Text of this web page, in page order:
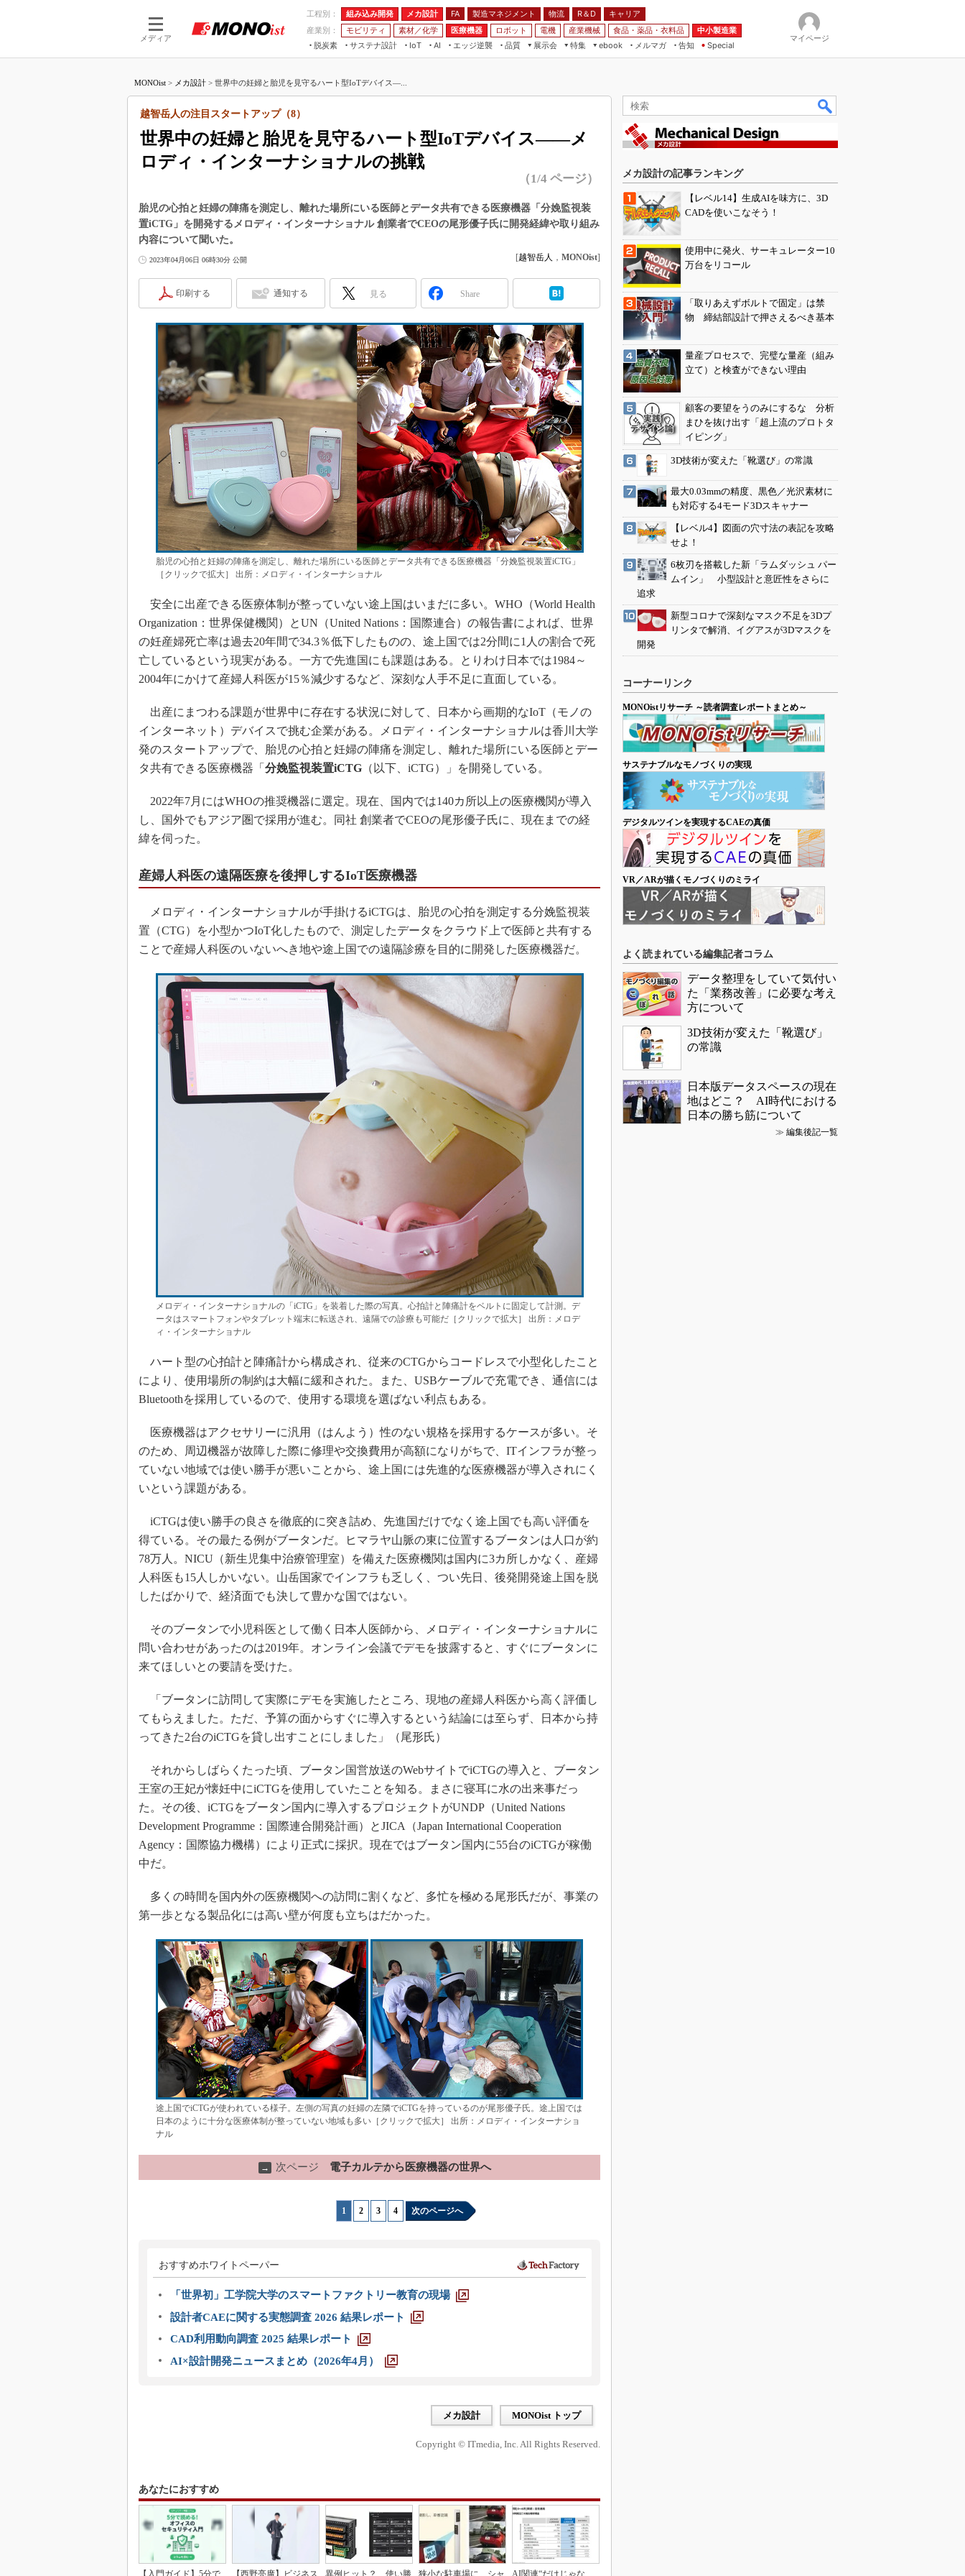
メディア
工程別： 組み込み開発 メカ設計 FA 製造マネジメント 物流 R＆D
キャリア
産業別：
モビリティ 素材／化学 医療機器 ロボット 電機 産業機械 食品・薬品・衣料品
中小製造業
脱炭素
サステナ設計
IoT
つながる工場
つながるサービス
AI
AI×設備保全
エッジ逆襲 品質
展示会
JIMTOF
IIFES
国際ロボット展
TECHNO-FRONTIER
人テク展
日本ものづくりワールド
産業オープンネット展
特集
VR／AR
組み込みモデリング
3Dプリンタ
デジタルツインとCAE
S＆OP
インダストリー4.0
イノベーション
製造業ビッグデータ
メイドインジャパン
植物工場
知財マネジメント
海外生産
グローバル設計・開発
ebook
メルマガ
告知 Special
マイページ
MONOist > メカ設計 > 世界中の妊婦と胎児を見守るハート型IoTデバイス―...
世界中の妊婦と胎児を見守るハート型IoTデバイス――メ
ロディ・インターナショナルの挑戦
越智岳人の注目スタートアップ（8）
（1/4 ページ）
胎児の心拍と妊婦の陣痛を測定し、離れた場所にいる医師とデータ共有できる医療機器「分娩監視装
置iCTG」を開発するメロディ・インターナショナル 創業者でCEOの尾形優子氏に開発経緯や取り組み
内容について聞いた。
2023年04月06日 06時30分 公開 [越智岳人 ， MONOist]
印刷する 通知する 見る Share
胎児の心拍と妊婦の陣痛を測定し、離れた場所にいる医師とデータ共有できる医療機器「分娩監視装置iCTG」
［クリックで拡大］ 出所：メロディ・インターナショナル
安全に出産できる医療体制が整っていない途上国はいまだに多い。WHO（World Health
Organization：世界保健機関）とUN（United Nations：国際連合）の報告書によれば、世界
の妊産婦死亡率は過去20年間で34.3％低下したものの、途上国では2分間に1人の割合で死
亡しているという現実がある。一方で先進国にも課題はある。とりわけ日本では1984～
2004年にかけて産婦人科医が15％減少するなど、深刻な人手不足に直面している。
出産にまつわる課題が世界中に存在する状況に対して、日本から画期的なIoT（モノの
インターネット）デバイスで挑む企業がある。メロディ・インターナショナルは香川大学
発のスタートアップで、胎児の心拍と妊婦の陣痛を測定し、離れた場所にいる医師とデー
タ共有できる医療機器「 分娩監視装置iCTG （以下、iCTG）」を開発している。
2022年7月にはWHOの推奨機器に選定。現在、国内では140カ所以上の医療機関が導入
し、国外でもアジア圏で採用が進む。同社 創業者でCEOの尾形優子氏に、現在までの経
緯を伺った。
産婦人科医の遠隔医療を後押しするIoT医療機器
メロディ・インターナショナルが手掛けるiCTGは、胎児の心拍を測定する分娩監視装
置（CTG）を小型かつIoT化したもので、測定したデータをクラウド上で医師と共有する
ことで産婦人科医のいないへき地や途上国での遠隔診療を目的に開発した医療機器だ。
メロディ・インターナショナルの「iCTG」を装着した際の写真。心拍計と陣痛計をベルトに固定して計測。デ
ータはスマートフォンやタブレット端末に転送され、遠隔での診療も可能だ［クリックで拡大］ 出所：メロデ
ィ・インターナショナル
ハート型の心拍計と陣痛計から構成され、従来のCTGからコードレスで小型化したこと
により、使用場所の制約は大幅に緩和された。また、USBケーブルで充電でき、通信には
Bluetoothを採用しているので、使用する環境を選ばない利点もある。
医療機器はアクセサリーに汎用（はんよう）性のない規格を採用するケースが多い。そ
のため、周辺機器が故障した際に修理や交換費用が高額になりがちで、ITインフラが整っ
ていない地域では使い勝手が悪いことから、途上国には先進的な医療機器が導入されにく
いという課題がある。
iCTGは使い勝手の良さを徹底的に突き詰め、先進国だけでなく途上国でも高い評価を
得ている。その最たる例がブータンだ。ヒマラヤ山脈の東に位置するブータンは人口が約
78万人。NICU（新生児集中治療管理室）を備えた医療機関は国内に3カ所しかなく、産婦
人科医も15人しかいない。山岳国家でインフラも乏しく、つい先日、後発開発途上国を脱
したばかりで、経済面でも決して豊かな国ではない。
そのブータンで小児科医として働く日本人医師から、メロディ・インターナショナルに
問い合わせがあったのは2019年。オンライン会議でデモを披露すると、すぐにブータンに
来てほしいとの要請を受けた。
「ブータンに訪問して実際にデモを実施したところ、現地の産婦人科医から高く評価し
てもらえました。ただ、予算の面からすぐに導入するという結論には至らず、日本から持
ってきた2台のiCTGを貸し出すことにしました」（尾形氏）
それからしばらくたった頃、ブータン国営放送のWebサイトでiCTGの導入と、ブータン
王室の王妃が懐妊中にiCTGを使用していたことを知る。まさに寝耳に水の出来事だっ
た。その後、iCTGをブータン国内に導入するプロジェクトがUNDP（United Nations
Development Programme：国際連合開発計画）とJICA（Japan International Cooperation
Agency：国際協力機構）により正式に採択。現在ではブータン国内に55台のiCTGが稼働
中だ。
多くの時間を国内外の医療機関への訪問に割くなど、多忙を極める尾形氏だが、事業の
第一歩となる製品化には高い壁が何度も立ちはだかった。
途上国でiCTGが使われている様子。左側の写真の妊婦の左隣でiCTGを持っているのが尾形優子氏。途上国では
日本のように十分な医療体制が整っていない地域も多い［クリックで拡大］ 出所：メロディ・インターナショ
ナル
→ 次ページ 電子カルテから医療機器の世界へ
1 2 3 4 次のページへ
おすすめホワイトペーパー
「世界初」工学院大学のスマートファクトリー教育の現場
設計者CAEに関する実態調査 2026 結果レポート
CAD利用動向調査 2025 結果レポート
AI×設計開発ニュースまとめ（2026年4月）
メカ設計 MONOist トップ
Copyright © ITmedia, Inc. All Rights Reserved.
あなたにおすすめ
メカ設計の記事ランキング
【レベル14】生成AIを味方に、3D
CADを使いこなそう！
使用中に発火、サーキュレーター10
万台をリコール
「取りあえずボルトで固定」は禁
物 締結部設計で押さえるべき基本
量産プロセスで、完璧な量産（組み
立て）と検査ができない理由
顧客の要望をうのみにするな 分析
まひを抜け出す「超上流のプロトタ
イピング」
3D技術が変えた「靴選び」の常識
最大0.03mmの精度、黒色／光沢素材に
も対応する4モード3Dスキャナー
【レベル4】図面の穴寸法の表記を攻略
せよ！
6枚刃を搭載した新「ラムダッシュ パー
ムイン」 小型設計と意匠性をさらに
追求
新型コロナで深刻なマスク不足を3Dプ
リンタで解消、イグアスが3Dマスクを
開発
コーナーリンク
MONOistリサーチ ～読者調査レポートまとめ～
サステナブルなモノづくりの実現
デジタルツインを実現するCAEの真価
VR／ARが描くモノづくりのミライ
よく読まれている編集記者コラム
データ整理をしていて気付い
た「業務改善」に必要な考え
方について
3D技術が変えた「靴選び」
の常識
日本版データスペースの現在
地はどこ？ AI時代における
日本の勝ち筋について
≫ 編集後記一覧